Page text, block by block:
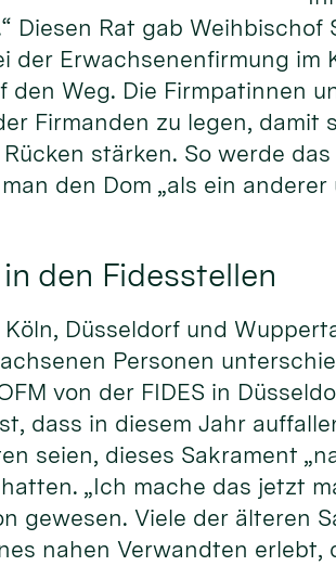
Diesen Rat gab
der Erwachsenenfirmung im
den Weg. Die Firmpatinnen
Firmanden zu legen, damit
stärken. So werde
den Dom „als ein
den Fidesstellen
Düsseldorf und
Personen
von der FIDES in
dass in diesem Jahr
seien, dieses Sakrament
„Ich mache das jetzt
gewesen. Viele der älteren
nahen Verwandten erlebt,